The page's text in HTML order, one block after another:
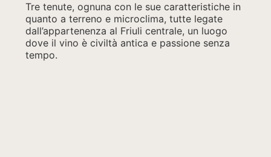
Tre tenute, ognuna con le sue caratteristiche in
quanto a terreno e microclima, tutte legate
dall’appartenenza al Friuli centrale, un luogo
dove il vino è civiltà antica e passione senza
tempo.